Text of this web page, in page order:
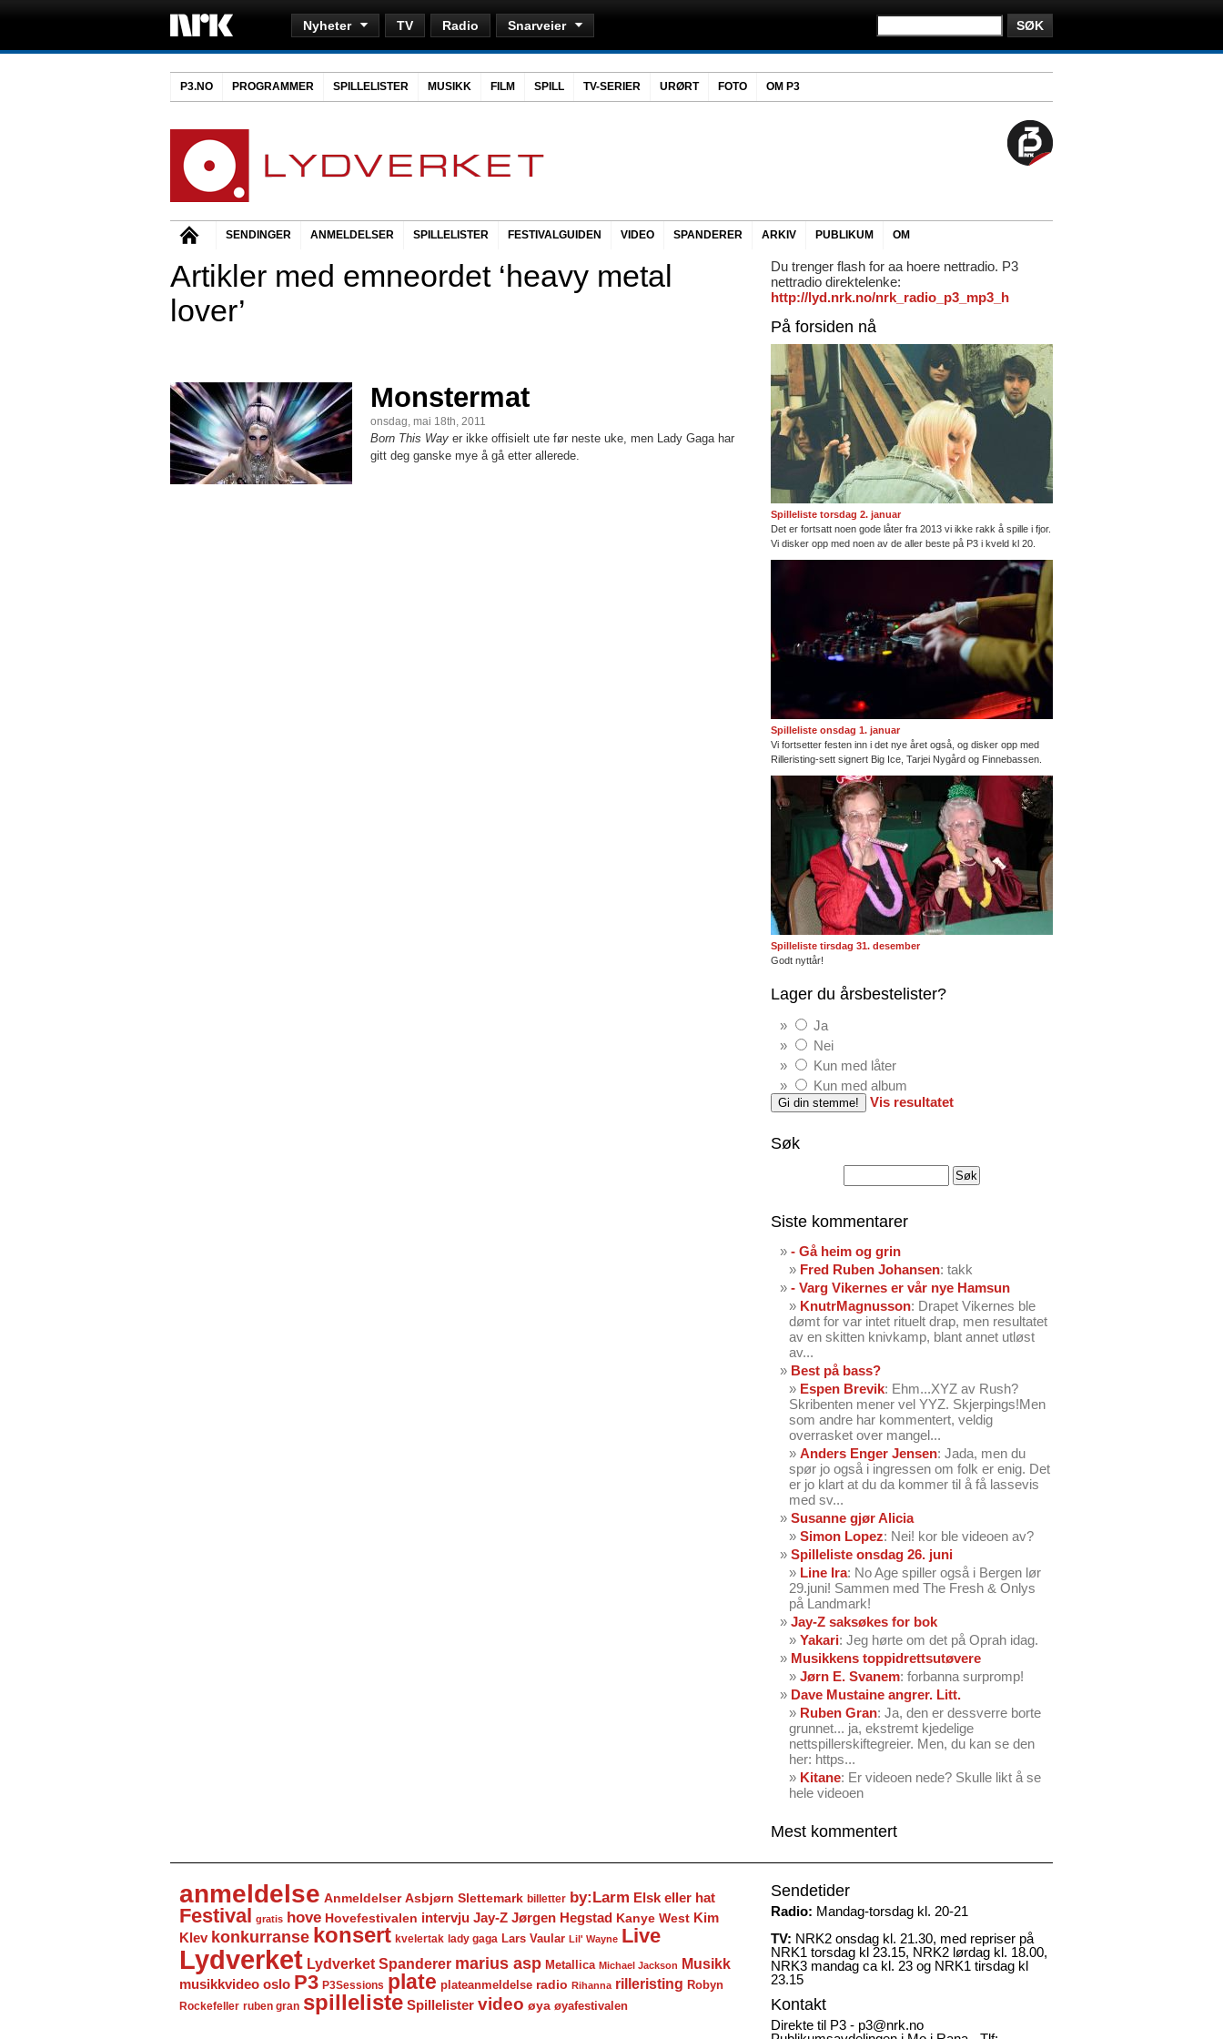
Nyheter TV Radio Snarveier
P3.NO PROGRAMMER SPILLELISTER MUSIKK FILM SPILL TV-SERIER URØRT FOTO OM P3
SENDINGER ANMELDELSER SPILLELISTER FESTIVALGUIDEN VIDEO SPANDERER ARKIV PUBLIKUM OM
Artikler med emneordet ‘heavy metal
lover’
Monstermat
onsdag, mai 18th, 2011
Born This Way er ikke offisielt ute før neste uke, men Lady Gaga har
gitt deg ganske mye å gå etter allerede.
Du trenger flash for aa hoere nettradio. P3
nettradio direktelenke:
http://lyd.nrk.no/nrk_radio_p3_mp3_h
På forsiden nå
Spilleliste torsdag 2. januar
Det er fortsatt noen gode låter fra 2013 vi ikke rakk å spille i fjor.
Vi disker opp med noen av de aller beste på P3 i kveld kl 20.
Spilleliste onsdag 1. januar
Vi fortsetter festen inn i det nye året også, og disker opp med
Rilleristing-sett signert Big Ice, Tarjei Nygård og Finnebassen.
Spilleliste tirsdag 31. desember
Godt nyttår!
Lager du årsbestelister?
Ja
Nei
Kun med låter
Kun med album
Vis resultatet
Søk
Siste kommentarer
- Gå heim og grin
Fred Ruben Johansen: takk
- Varg Vikernes er vår nye Hamsun
KnutrMagnusson: Drapet Vikernes ble
dømt for var intet rituelt drap, men resultatet
av en skitten knivkamp, blant annet utløst
av...
Best på bass?
Espen Brevik: Ehm...XYZ av Rush?
Skribenten mener vel YYZ. Skjerpings!Men
som andre har kommentert, veldig
overrasket over mangel...
Anders Enger Jensen: Jada, men du
spør jo også i ingressen om folk er enig. Det
er jo klart at du da kommer til å få lassevis
med sv...
Susanne gjør Alicia
Simon Lopez: Nei! kor ble videoen av?
Spilleliste onsdag 26. juni
Line Ira: No Age spiller også i Bergen lør
29.juni! Sammen med The Fresh & Onlys
på Landmark!
Jay-Z saksøkes for bok
Yakari: Jeg hørte om det på Oprah idag.
Musikkens toppidrettsutøvere
Jørn E. Svanem: forbanna surpromp!
Dave Mustaine angrer. Litt.
Ruben Gran: Ja, den er dessverre borte
grunnet... ja, ekstremt kjedelige
nettspillerskiftegreier. Men, du kan se den
her: https...
Kitane: Er videoen nede? Skulle likt å se
hele videoen
Mest kommentert
anmeldelse Anmeldelser Asbjørn Slettemark billetter by:Larm Elsk eller hat
Festival gratis hove Hovefestivalen intervju Jay-Z Jørgen Hegstad Kanye West Kim
Klev konkurranse konsert kvelertak lady gaga Lars Vaular Lil' Wayne Live
Lydverket Lydverket Spanderer marius asp Metallica Michael Jackson
Musikk
musikkvideo oslo P3 P3Sessions plate plateanmeldelse radio Rihanna rilleristing Robyn
Rockefeller ruben gran spilleliste Spillelister video øya øyafestivalen
Sendetider
Radio: Mandag-torsdag kl. 20-21
TV: NRK2 onsdag kl. 21.30, med repriser på
NRK1 torsdag kl 23.15, NRK2 lørdag kl. 18.00,
NRK3 mandag ca kl. 23 og NRK1 tirsdag kl
23.15
Kontakt
Direkte til P3 - p3@nrk.no